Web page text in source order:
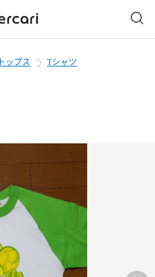
トップス Tシャツ